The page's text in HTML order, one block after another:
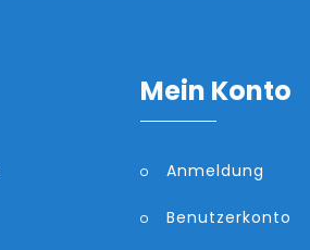
Mein Konto
Anmeldung
Benutzerkonto